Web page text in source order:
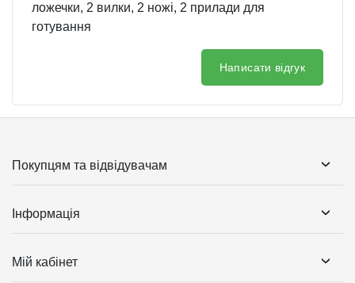
ложечки, 2 вилки, 2 ножі, 2 прилади для
готування
Написати відгук
Покупцям та відвідувачам
Інформація
Мій кабінет